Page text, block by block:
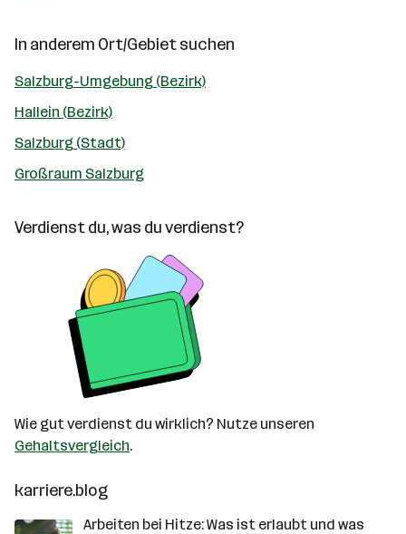
In anderem Ort/Gebiet suchen
Salzburg-Umgebung (Bezirk)
Hallein (Bezirk)
Salzburg (Stadt)
Großraum Salzburg
Verdienst du, was du verdienst?
Wie gut verdienst du wirklich? Nutze unseren
Gehaltsvergleich.
karriere.blog
Arbeiten bei Hitze: Was ist erlaubt und was